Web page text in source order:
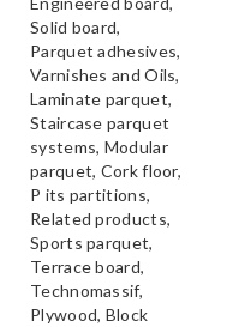
Solid board,
Parquet adhesives,
Varnishes and Oils,
Laminate parquet,
Staircase parquet
systems, Modular
parquet, Cork floor,
P its partitions,
Related products,
Sports parquet,
Terrace board,
Technomassif,
Plywood, Block